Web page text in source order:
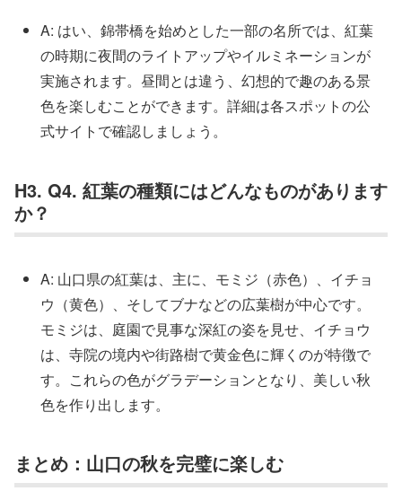
A: はい、錦帯橋を始めとした一部の名所では、紅葉
の時期に夜間のライトアップやイルミネーションが
実施されます。昼間とは違う、幻想的で趣のある景
色を楽しむことができます。詳細は各スポットの公
式サイトで確認しましょう。
H3. Q4. 紅葉の種類にはどんなものがあります
か？
A: 山口県の紅葉は、主に、モミジ（赤色）、イチョ
ウ（黄色）、そしてブナなどの広葉樹が中心です。
モミジは、庭園で見事な深紅の姿を見せ、イチョウ
は、寺院の境内や街路樹で黄金色に輝くのが特徴で
す。これらの色がグラデーションとなり、美しい秋
色を作り出します。
まとめ：山口の秋を完璧に楽しむ